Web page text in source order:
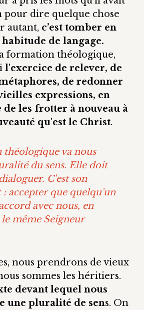
pour dire quelque chose
autant, c’est tomber en
de langage.
formation théologique,
l'exercice de relever, de
de redonner
expressions, en
de les frotter à nouveau à
qu'est le Christ.
va nous
du sens. Elle doit
C'est son
accepter que quelqu'un
avec nous, en
même Seigneur
nous prendrons de vieux
sommes les héritiers.
devant lequel nous
une pluralité de sens. On